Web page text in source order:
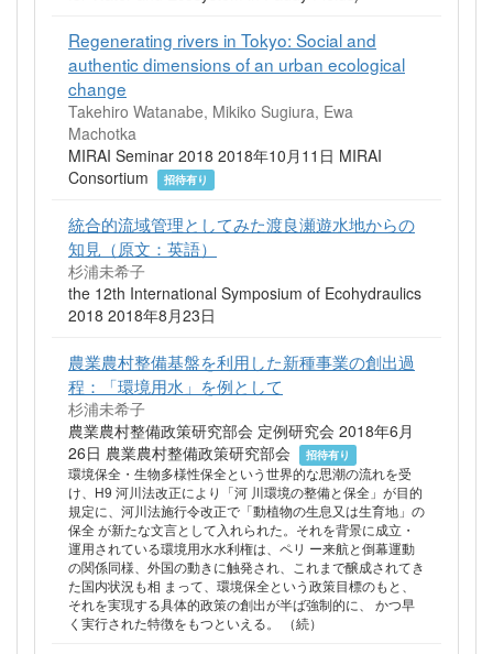
Regenerating rivers in Tokyo: Social and
authentic dimensions of an urban ecological
change
Takehiro Watanabe, Mikiko Sugiura, Ewa
Machotka
MIRAI Seminar 2018 2018年10月11日 MIRAI
Consortium
招待有り
統合的流域管理としてみた渡良瀬遊水地からの
知見（原文：英語）
杉浦未希子
the 12th International Symposium of Ecohydraulics
2018 2018年8月23日
農業農村整備基盤を利用した新種事業の創出過
程：「環境用水」を例として
杉浦未希子
農業農村整備政策研究部会 定例研究会 2018年6月
26日 農業農村整備政策研究部会
招待有り
環境保全・生物多様性保全という世界的な思潮の流れを受
け、H9 河川法改正により「河 川環境の整備と保全」が目的
規定に、河川法施行令改正で「動植物の生息又は生育地」の
保全 が新たな文言として入れられた。それを背景に成立・
運用されている環境用水水利権は、ペリ ー来航と倒幕運動
の関係同様、外国の動きに触発され、これまで醸成されてき
た国内状況も相 まって、環境保全という政策目標のもと、
それを実現する具体的政策の創出が半ば強制的に、 かつ早
く実行された特徴をもつといえる。 （続）